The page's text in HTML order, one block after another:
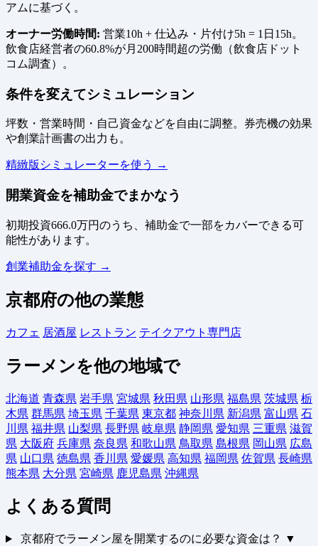
アムに基づく。
オーナー労働時間: 営業10h + 仕込み・片付け5h = 1日15h。
飲食店経営者の60.8%が月200時間超の労働（飲食店ドット
コム調査）。
条件を変えてシミュレーション
坪数・営業時間・自己資金などを自由に調整。券売機の効果
や創業計画書の出力も。
精緻版シミュレーターを使う →
開業資金を補助金でまかなう
初期投資666.0万円のうち、補助金で一部をカバーできる可
能性があります。
創業補助金を探す →
京都府の他の業態
カフェ 居酒屋 レストラン テイクアウト専門店
ラーメンを他の地域で
北海道 青森県 岩手県 宮城県 秋田県 山形県 福島県 茨城県 栃
木県 群馬県 埼玉県 千葉県 東京都 神奈川県 新潟県 富山県 石
川県 福井県 山梨県 長野県 岐阜県 静岡県 愛知県 三重県 滋賀
県 大阪府 兵庫県 奈良県 和歌山県 鳥取県 島根県 岡山県 広島
県 山口県 徳島県 香川県 愛媛県 高知県 福岡県 佐賀県 長崎県
熊本県 大分県 宮崎県 鹿児島県 沖縄県
よくある質問
京都府でラーメン屋を開業するのに必要な資金は？
▼